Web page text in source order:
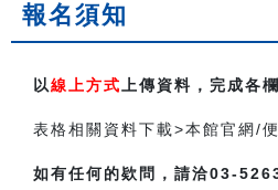
報名須知
以線上方式上傳資料，完成各
表格相關資料下載>本館官網/
如有任何的欵問，請洽03-